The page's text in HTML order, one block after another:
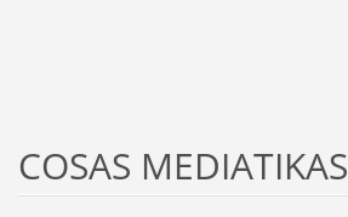
COSAS MEDIATIKAS